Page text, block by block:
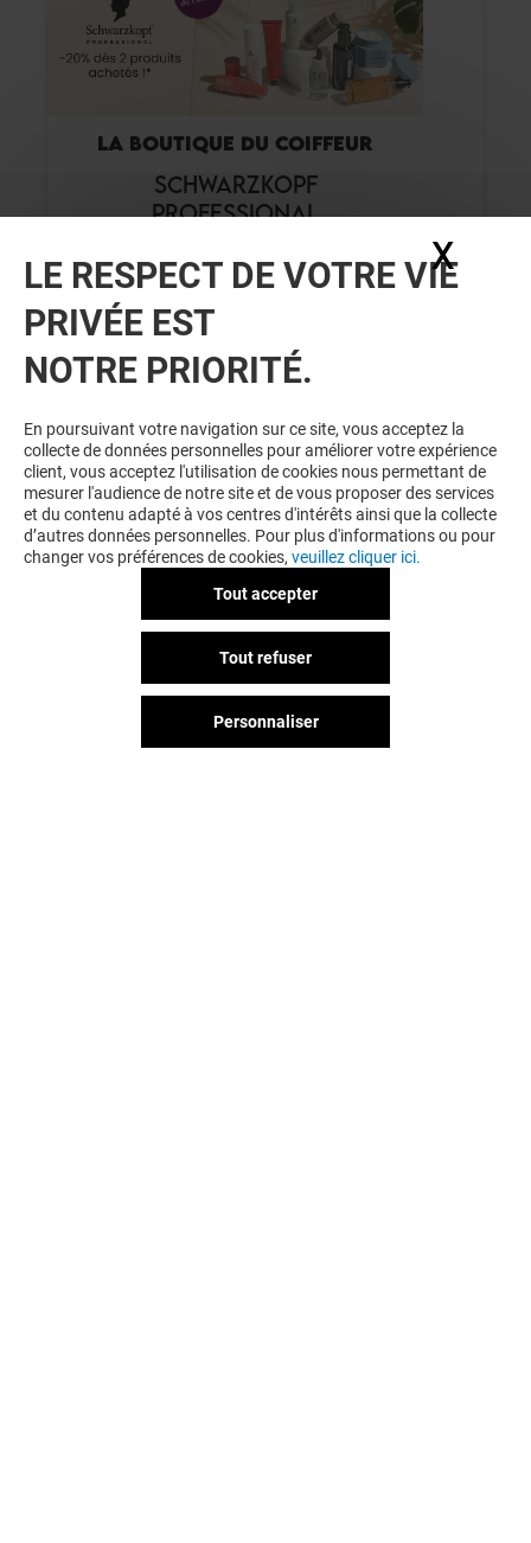
LA BOUTIQUE DU COIFFEUR
SCHWARZKOPF
PROFESSIONAL
Valable du 01/08/26 au 31/08/26
VOIR LE DETAIL
LA BOUTIQUE DU COIFFEUR
-10% SUR TOUT LE MAGASIN
LE MARDI*
LE RESPECT DE VOTRE VIE
PRIVÉE EST
NOTRE PRIORITÉ.
En poursuivant votre navigation sur ce site, vous acceptez la
collecte de données personnelles pour améliorer votre expérience
client, vous acceptez l'utilisation de cookies nous permettant de
mesurer l'audience de notre site et de vous proposer des services
et du contenu adapté à vos centres d'intérêts ainsi que la collecte
d’autres données personnelles. Pour plus d'informations ou pour
changer vos préférences de cookies, veuillez cliquer ici.
Tout accepter
Tout refuser
Personnaliser
X